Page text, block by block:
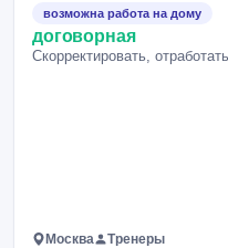
возможна работа на дому
договорная
Скорректировать,
Москва Тренеры